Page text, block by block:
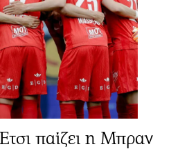
παίζει η Μπραν